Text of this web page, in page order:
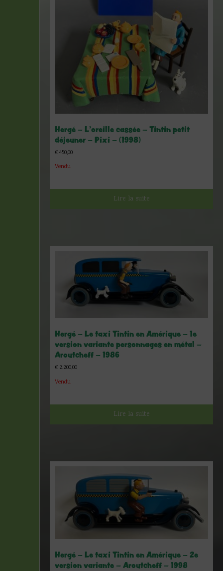
Hergé – L’oreille cassée – Tintin petit
déjeuner – Pixi – (1998)
€450,00
Vendu
Lire la suite
Hergé – Le taxi Tintin en Amérique – 1e
version variante personnages en métal –
Aroutcheff – 1986
€ 2.200,00
Vendu
Lire la suite
Hergé – Le taxi Tintin en Amérique – 2e
version variante – Aroutcheff – 1998